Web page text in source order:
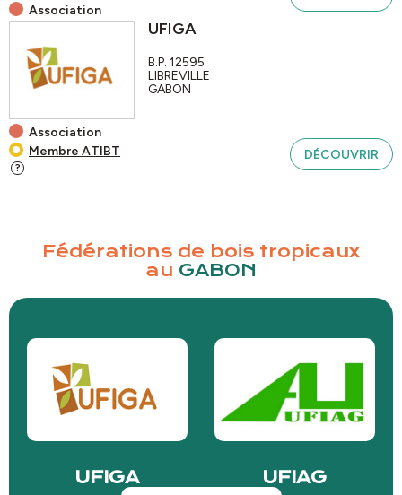
Association
Association
Membre ATIBT
?
UFIGA
B.P. 12595
LIBREVILLE
GABON
DÉCOUVRIR
Fédérations de bois tropicaux
au GABON
UFIGA UFIAG